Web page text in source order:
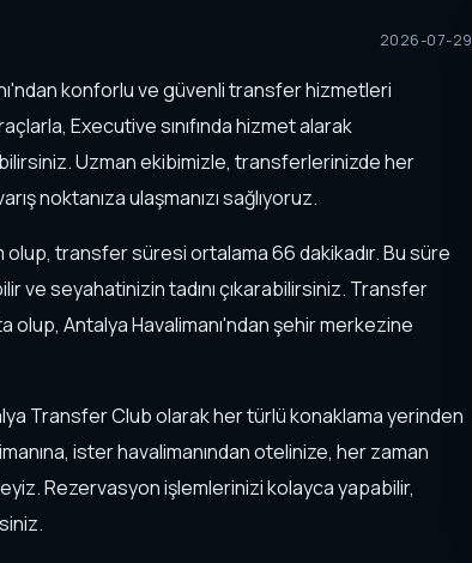
2026-07-29
konforlu ve güvenli transfer hizmetleri
Executive sınıfında hizmet alarak
Uzman ekibimizle, transferlerinizde her
noktanıza ulaşmanızı sağlıyoruz.
olup, transfer süresi ortalama 66 dakikadır. Bu süre
ve seyahatinizin tadını çıkarabilirsiniz. Transfer
Antalya Havalimanı'ndan şehir merkezine
Transfer Club olarak her türlü konaklama yerinden
ister havalimanından otelinize, her zaman
Rezervasyon işlemlerinizi kolayca yapabilir,